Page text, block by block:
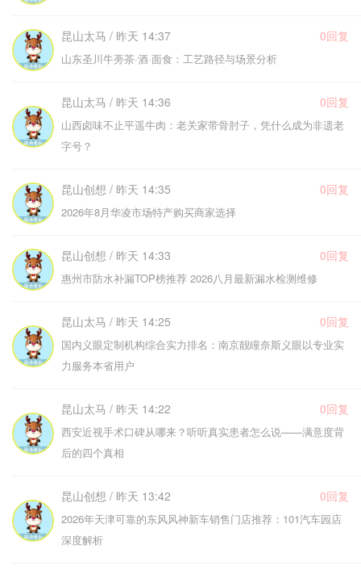
昆山太马 / 昨天 14:37 0回复
山东圣川牛蒡茶·酒·面食：工艺路径与场景分析
昆山太马 / 昨天 14:36 0回复
山西卤味不止平遥牛肉：老关家带骨肘子，凭什么成为非遗老
字号？
昆山创想 / 昨天 14:35 0回复
2026年8月华凌市场特产购买商家选择
昆山创想 / 昨天 14:33 0回复
惠州市防水补漏TOP榜推荐 2026八月最新漏水检测维修
昆山太马 / 昨天 14:25 0回复
国内义眼定制机构综合实力排名：南京靓瞳奈斯义眼以专业实
力服务本省用户
昆山太马 / 昨天 14:22 0回复
西安近视手术口碑从哪来？听听真实患者怎么说——满意度背
后的四个真相
昆山创想 / 昨天 13:42 0回复
2026年天津可靠的东风风神新车销售门店推荐：101汽车园店
深度解析